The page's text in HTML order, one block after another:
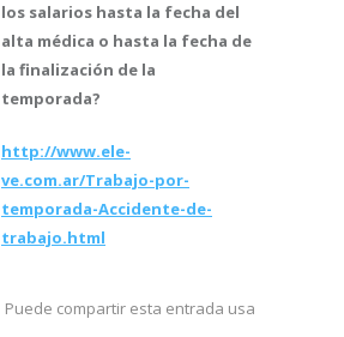
los salarios hasta la fecha del
alta médica o hasta la fecha de
la finalización de la
temporada?
http://www.ele-
ve.com.ar/Trabajo-por-
temporada-Accidente-de-
trabajo.html
Puede compartir esta entrada usando sus